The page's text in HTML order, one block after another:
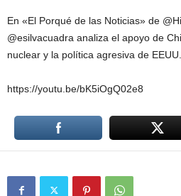
En «El Porqué de las Noticias» de
@esilvacuadra analiza el apoyo de
nuclear y la política agresiva de EEUU.
https://youtu.be/bK5iOgQ02e8